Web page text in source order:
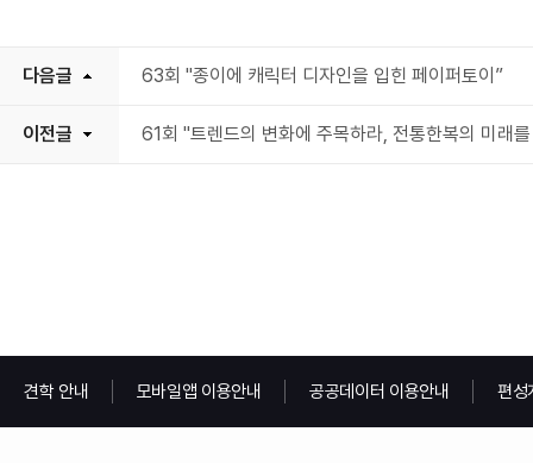
다음글 63회 "종이에 캐릭터 디자인을 입힌 페이퍼토이”
이전글 61회 "트렌드의 변화에 주목하라, 전통한복의 미래
견학 안내 모바일앱 이용안내 공공데이터 이용안내 편성